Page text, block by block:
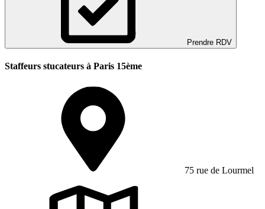
Prendre RDV
Staffeurs stucateurs à Paris 15ème
75 rue de Lourmel